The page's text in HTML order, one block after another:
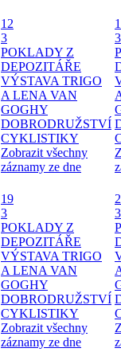
12
3
POKLADY Z
DEPOZITÁŘE
VÝSTAVA TRIGO
A LENA VAN
GOGHY
DOBRODRUŽSTVÍ
CYKLISTIKY
Zobrazit všechny
záznamy ze dne
3
19
3
POKLADY Z
DEPOZITÁŘE
VÝSTAVA TRIGO
A LENA VAN
GOGHY
DOBRODRUŽSTVÍ
CYKLISTIKY
Zobrazit všechny
záznamy ze dne
3